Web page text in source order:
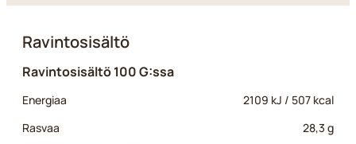
Ravintosisältö
Ravintosisältö 100 G:ssa
Energiaa
2109 kJ / 507 kcal
Rasvaa
28,3 g